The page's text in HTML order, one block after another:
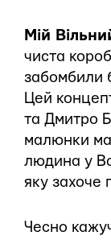
Мій
чиста
забомбили
Цей
та Дмитро
малюнки
людина у
яку захоче
Чесно